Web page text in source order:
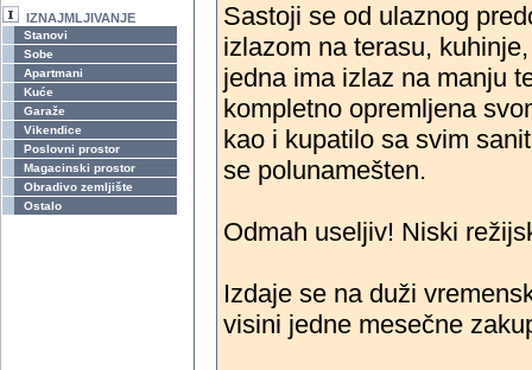
IZNAJMLJIVANJE
Stanovi
Sobe
Apartmani
Kuće
Garaže
Vikendice
Poslovni prostor
Magacinski prostor
Obradivo zemljište
Ostalo
Sastoji se od ulaznog
izlazom na terasu,
jedna ima izlaz na manju
kompletno opremljena
kao i kupatilo sa svim
se polunamešten.
Odmah useljiv! Niski
Izdaje se na duži
visini jedne mesečne